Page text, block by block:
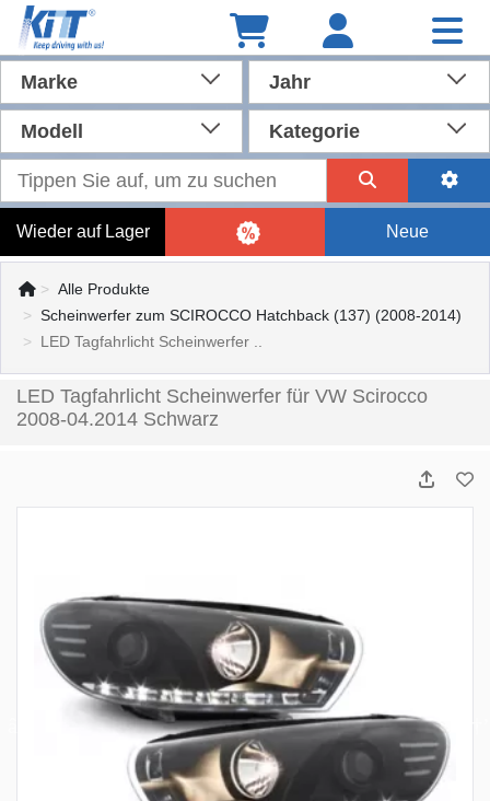
Marke Jahr
Modell Kategorie
Wieder auf Lager Neue
Alle Produkte
Scheinwerfer zum SCIROCCO Hatchback (137) (2008-2014)
LED Tagfahrlicht Scheinwerfer ..
LED Tagfahrlicht Scheinwerfer für VW Scirocco
2008-04.2014 Schwarz